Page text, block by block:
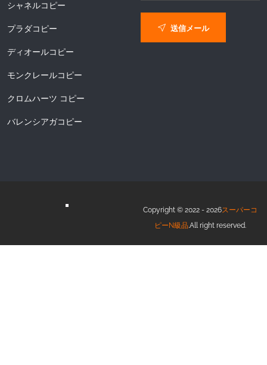
シャネルコピー
プラダコピー
ディオールコピー
モンクレールコピー
クロムハーツ コピー
バレンシアガコピー
送信メール
Copyright © 2022 - 2026スーパーコ
ピーN級品.All right reserved.